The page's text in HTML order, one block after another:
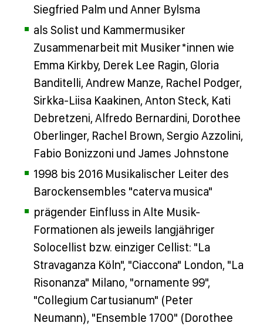
Siegfried Palm und Anner Bylsma
als Solist und Kammermusiker
Zusammenarbeit mit Musiker*innen wie
Emma Kirkby, Derek Lee Ragin, Gloria
Banditelli, Andrew Manze, Rachel Podger,
Sirkka-Liisa Kaakinen, Anton Steck, Kati
Debretzeni, Alfredo Bernardini, Dorothee
Oberlinger, Rachel Brown, Sergio Azzolini,
Fabio Bonizzoni und James Johnstone
1998 bis 2016 Musikalischer Leiter des
Barockensembles "caterva musica"
prägender Einfluss in Alte Musik-
Formationen als jeweils langjähriger
Solocellist bzw. einziger Cellist: "La
Stravaganza Köln", "Ciaccona" London, "La
Risonanza" Milano, "ornamente 99",
"Collegium Cartusianum" (Peter
Neumann), "Ensemble 1700" (Dorothee